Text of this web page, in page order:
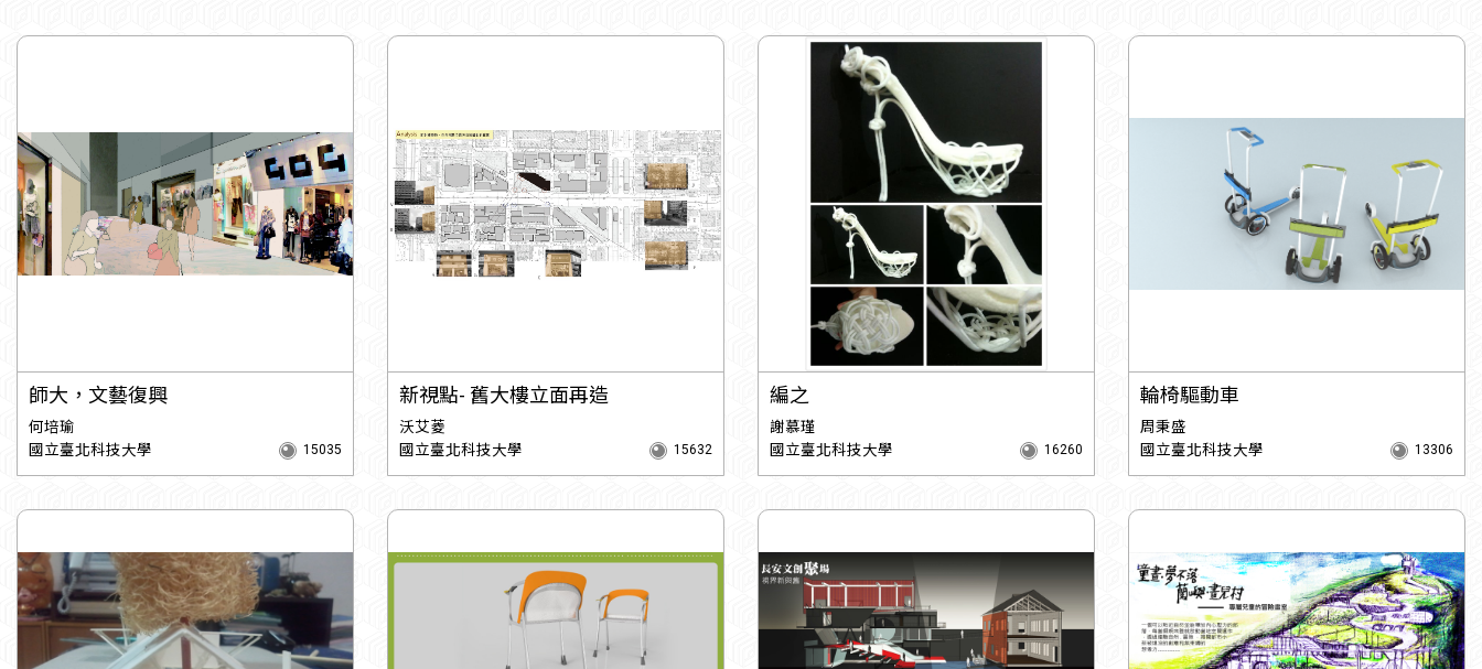
師大，文藝復興
何培瑜
國立臺北科技大學
15035
新視點- 舊大樓立面再造
沃艾菱
國立臺北科技大學
15632
編之
謝慕瑾
國立臺北科技大學
16260
輪椅驅動車
周秉盛
國立臺北科技大學
13306